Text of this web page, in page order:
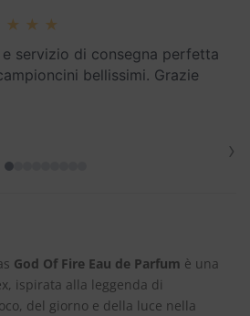
servizio di consegna perfetta
bellissimi. Grazie
›
God Of Fire Eau de Parfum è una
ispirata alla leggenda di
del giorno e della luce nella